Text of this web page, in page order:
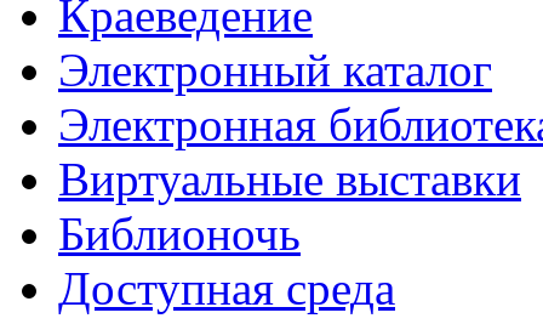
Краеведение
Электронный каталог
Электронная
Виртуальные выставки
Библионочь
Доступная среда